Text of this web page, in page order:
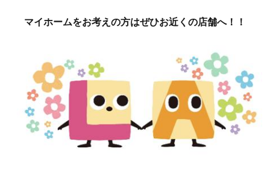
マイホームをお考えの方はぜひお近くの店舗へ！！